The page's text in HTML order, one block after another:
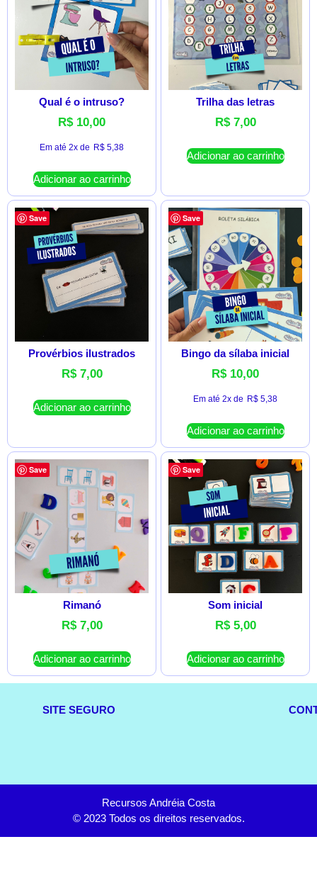
Qual é o intruso?
R$10,00
Em até 2x de R$ 5,38
Adicionar ao carrinho
Trilha das letras
R$7,00
Adicionar ao carrinho
Save
Provérbios ilustrados
R$7,00
Adicionar ao carrinho
Save
Bingo da sílaba inicial
R$10,00
Em até 2x de R$ 5,38
Adicionar ao carrinho
Save
Rimanó
R$7,00
Adicionar ao carrinho
Save
Som inicial
R$5,00
Adicionar ao carrinho
SITE SEGURO
Recursos Andréia Costa
© 2023 Todos os direitos reservados.